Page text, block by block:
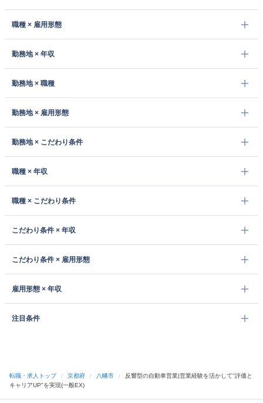
職種 × 雇用形態
勤務地 × 年収
勤務地 × 職種
勤務地 × 雇用形態
勤務地 × こだわり条件
職種 × 年収
職種 × こだわり条件
こだわり条件 × 年収
こだわり条件 × 雇用形態
雇用形態 × 年収
注目条件
転職・求人トップ / 京都府 / 八幡市 /
反響型の自動車営業|営業経験を活かして"評価と
キャリアUP"を実現(一般EX)